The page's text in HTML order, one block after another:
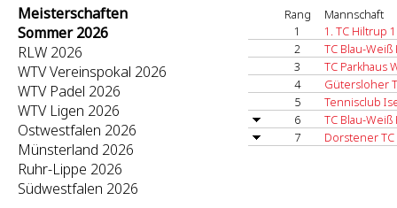
Meisterschaften
Sommer 2026
RLW 2026
WTV Vereinspokal 2026
WTV Padel 2026
WTV Ligen 2026
Ostwestfalen 2026
Münsterland 2026
Ruhr-Lippe 2026
Südwestfalen 2026
Rang
Mannschaft
1
1. TC Hiltrup 1
2
TC Blau-Weiß
3
TC Parkhaus
4
Gütersloher
5
Tennisclub
6
TC Blau-Weiß
7
Dorstener TC